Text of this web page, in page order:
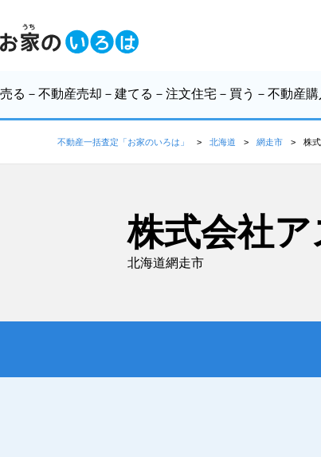
売る －不動産売却－ 建てる －注文住宅－ 買う －不動産購
不動産一括査定「お家のいろは」 北海道 網走市 株
株式会社
北海道網走市